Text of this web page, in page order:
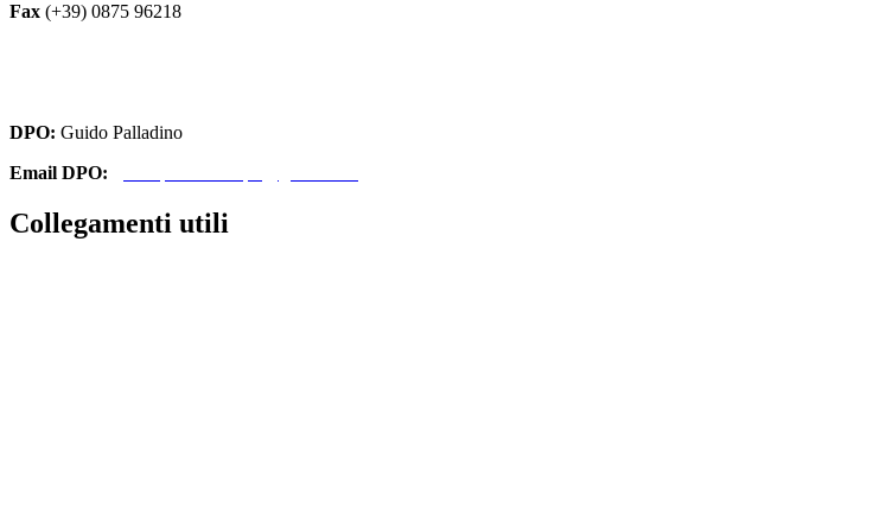
Fax (+39) 0875 96218
DPO: Guido Palladino
Email DPO:
Collegamenti utili